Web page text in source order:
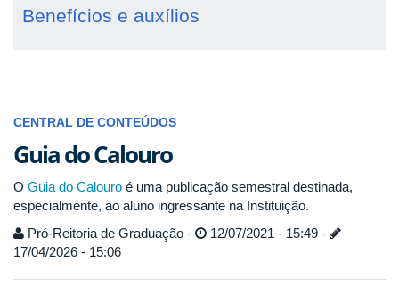
Benefícios e auxílios
CENTRAL DE CONTEÚDOS
Guia do Calouro
O Guia do Calouro é uma publicação semestral destinada,
especialmente, ao aluno ingressante na Instituição.
Pró-Reitoria de Graduação -
12/07/2021 - 15:49 -
17/04/2026 - 15:06